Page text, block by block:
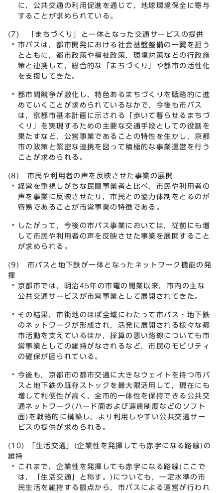
に，公共交通の利用促進を通じて，地球環境保全に寄与
することが求められている。
(7) 「まちづくり」と一体となった交通サービスの提供
市バスは，都市開発における社会基盤整備の一翼を担う
とともに，都市政策や福祉政策，環境対策などの行政施
策と連携して，総合的な「まちづくり」や都市の活性化
を支援してきた。
都市間競争が激化し，特色あるまちづくりを戦略的に進
めていくことが求められているなかで，今後も市バス
は，京都市基本計画に示される「歩いて暮らせるまちづ
くり」を実現するための主要な交通手段としての役割を
果たすなど，公営事業であることの特性を生かし，京都
市の政策と緊密な連携を図って積極的な事業運営を行う
ことが求められる。
(8) 市民や利用者の声を反映させた事業の展開
経営を重視しがちな民間事業者と比べ，市民や利用者の
声を事業に反映させたり，市民との協力体制をとるのが
容易であることが市営事業の特徴である。
したがって，今後の市バス事業においては，従前にも増
して市民や利用者の声を反映させた事業を展開すること
が求められる。
(9) 市バスと地下鉄が一体となったネットワーク機能の発
揮
京都市では，明治45年の市電の開業以来，市内の主な
公共交通サービスが市営事業として展開されてきた。
その結果，市街地のほぼ全域にわたって市バス・地下鉄
のネットワークが形成され，活発に展開される様々な都
市活動を支えているほか，採算の悪い路線についても市
営事業としての維持がなされるなど，市民のモビリティ
の確保が図られている。
今後も，京都市の都市交通に大きなウェイトを持つ市バ
スと地下鉄の既存ストックを最大限活用して，現在にも
増して利便性が高く，全市的一体性を保持できる公共交
通ネットワーク(ハード面および運賃制度などのソフト
面)を戦略的に構築し，より利用しやすい公共交通サー
ビスの提供が求められる。
(10) 「生活交通」(企業性を発揮しても赤字になる路線)の
維持
これまで，企業性を発揮しても赤字になる路線(ここで
は，「生活交通」と称す。)についても，一定水準の市
民生活を維持する観点から，市バスによる運営が行われ